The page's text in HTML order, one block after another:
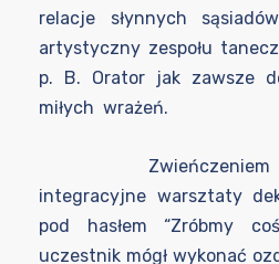
relacje słynnych
artystyczny zespołu
p. B. Orator jak zawsze
miłych wrażeń.
Zwieńczeniem
integracyjne warsztaty
pod hasłem “Zróbmy
uczestnik mógł wykonać